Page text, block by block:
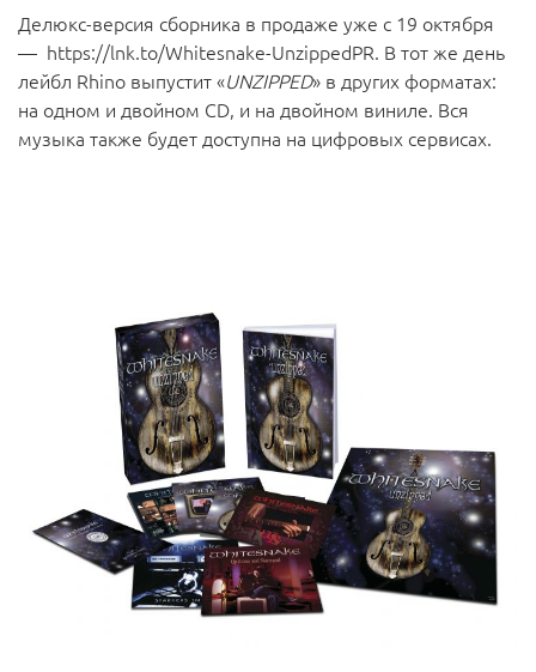
Делюкс-версия сборника в продаже уже с 19 октября
— https://lnk.to/Whitesnake-UnzippedPR. В тот же день
лейбл Rhino выпустит «UNZIPPED» в других форматах:
на одном и двойном CD, и на двойном виниле. Вся
музыка также будет доступна на цифровых сервисах.